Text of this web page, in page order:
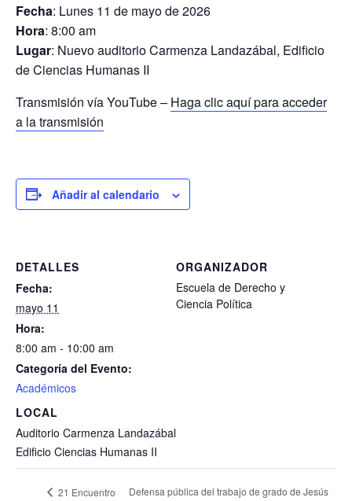
Fecha: Lunes 11 de mayo de 2026
Hora: 8:00 am
Lugar: Nuevo auditorio Carmenza Landazábal, Edificio
de Ciencias Humanas II
Transmisión vía YouTube – Haga clic aquí para acceder
a la transmisión
Añadir al calendario
DETALLES
Fecha:
mayo 11
Hora:
8:00 am - 10:00 am
Categoría del Evento:
Académicos
LOCAL
Auditorio Carmenza Landazábal
Edificio Ciencias Humanas II
ORGANIZADOR
Escuela de Derecho y
Ciencia Política
21 Encuentro
Defensa pública del trabajo de grado de Jesús